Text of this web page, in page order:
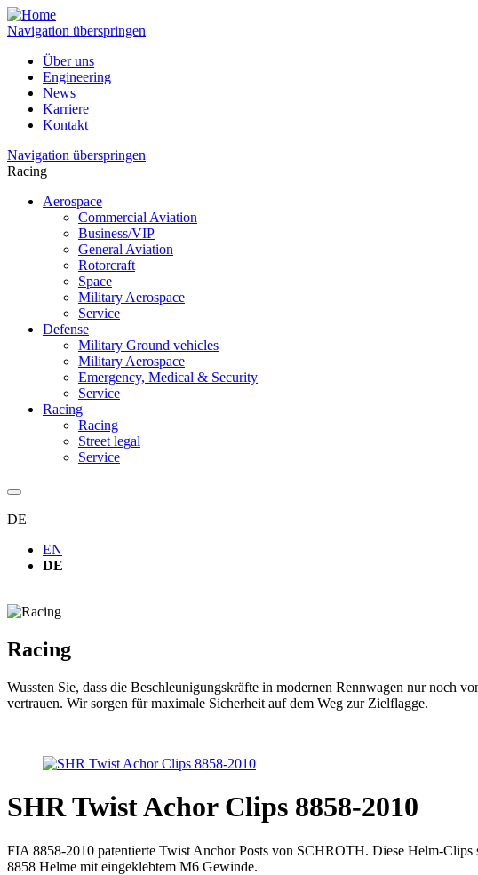
Navigation überspringen
Über uns
Engineering
News
Karriere
Kontakt
Navigation überspringen
Racing
Aerospace
Commercial Aviation
Business/VIP
General Aviation
Rotorcraft
Space
Military Aerospace
Service
Defense
Military Ground vehicles
Military Aerospace
Emergency, Medical & Security
Service
Racing
Racing
Street legal
Service
DE
EN
DE
Racing
Wussten Sie, dass die Beschleunigungskräfte in modernen Rennwagen nur noch
vertrauen. Wir sorgen für maximale Sicherheit auf dem Weg zur Zielflagge.
SHR Twist Achor Clips 8858-2010
FIA 8858-2010 patentierte Twist Anchor Posts von SCHROTH. Diese Helm-
8858 Helme mit eingeklebtem M6 Gewinde.